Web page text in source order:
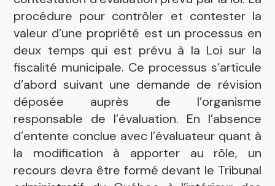
procédure pour contrôler et contester la
valeur d’une propriété est un processus en
deux temps qui est prévu à la Loi sur la
fiscalité municipale. Ce processus s’articule
d’abord suivant une demande de révision
déposée auprès de l’organisme
responsable de l’évaluation. En l’absence
d’entente conclue avec l’évaluateur quant à
la modification à apporter au rôle, un
recours devra être formé devant le Tribunal